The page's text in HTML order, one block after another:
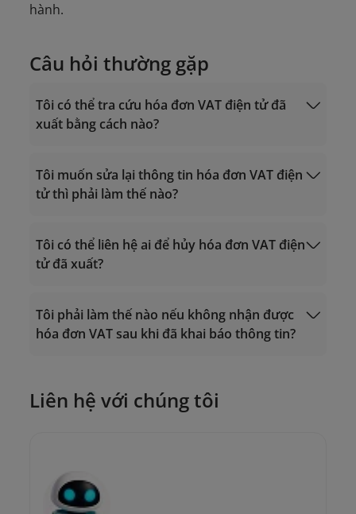
hành.
Câu hỏi thường gặp
Tôi có thể tra cứu hóa đơn VAT điện tử đã
xuất bằng cách nào?
https://einvoice.vietnamairlines.com
Tôi muốn sửa lại thông tin hóa đơn VAT điện
tử thì phải làm thế nào?
19001100
onlinesupport@vietnamairlines.com
Tôi có thể liên hệ ai để hủy hóa đơn VAT điện
tử đã xuất?
19001100
onlinesupport@vietnamairlines.com
Tôi phải làm thế nào nếu không nhận được
hóa đơn VAT sau khi đã khai báo thông tin?
Liên hệ với chúng tôi